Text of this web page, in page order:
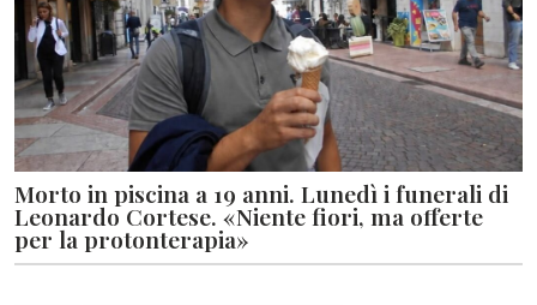
Morto in piscina a 19 anni. Lunedì i funerali di
Leonardo Cortese. «Niente fiori, ma offerte
per la protonterapia»